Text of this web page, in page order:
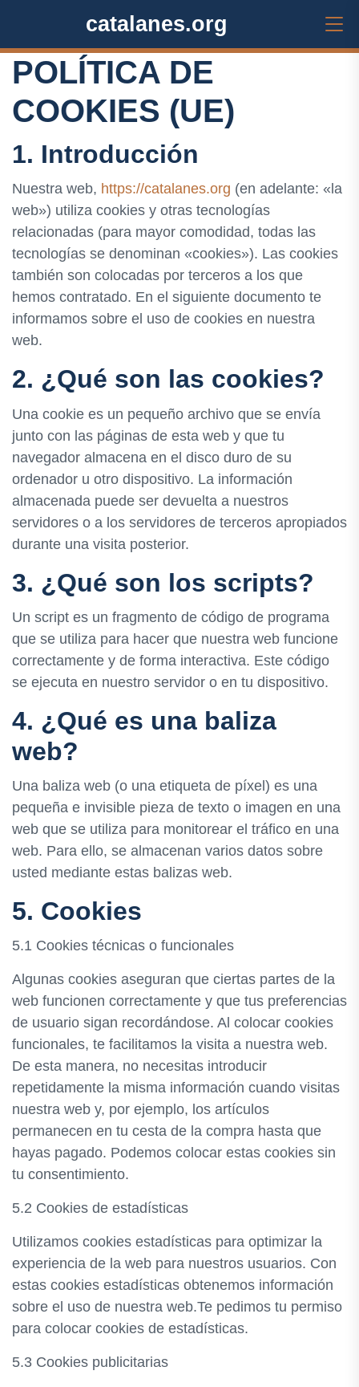
catalanes.org
POLÍTICA DE
COOKIES (UE)
1. Introducción
Nuestra web, https://catalanes.org (en adelante: «la
web») utiliza cookies y otras tecnologías
relacionadas (para mayor comodidad, todas las
tecnologías se denominan «cookies»). Las cookies
también son colocadas por terceros a los que
hemos contratado. En el siguiente documento te
informamos sobre el uso de cookies en nuestra
web.
2. ¿Qué son las cookies?
Una cookie es un pequeño archivo que se envía
junto con las páginas de esta web y que tu
navegador almacena en el disco duro de su
ordenador u otro dispositivo. La información
almacenada puede ser devuelta a nuestros
servidores o a los servidores de terceros apropiados
durante una visita posterior.
3. ¿Qué son los scripts?
Un script es un fragmento de código de programa
que se utiliza para hacer que nuestra web funcione
correctamente y de forma interactiva. Este código
se ejecuta en nuestro servidor o en tu dispositivo.
4. ¿Qué es una baliza
web?
Una baliza web (o una etiqueta de píxel) es una
pequeña e invisible pieza de texto o imagen en una
web que se utiliza para monitorear el tráfico en una
web. Para ello, se almacenan varios datos sobre
usted mediante estas balizas web.
5. Cookies
5.1 Cookies técnicas o funcionales
Algunas cookies aseguran que ciertas partes de la
web funcionen correctamente y que tus preferencias
de usuario sigan recordándose. Al colocar cookies
funcionales, te facilitamos la visita a nuestra web.
De esta manera, no necesitas introducir
repetidamente la misma información cuando visitas
nuestra web y, por ejemplo, los artículos
permanecen en tu cesta de la compra hasta que
hayas pagado. Podemos colocar estas cookies sin
tu consentimiento.
5.2 Cookies de estadísticas
Utilizamos cookies estadísticas para optimizar la
experiencia de la web para nuestros usuarios. Con
estas cookies estadísticas obtenemos información
sobre el uso de nuestra web.Te pedimos tu permiso
para colocar cookies de estadísticas.
5.3 Cookies publicitarias